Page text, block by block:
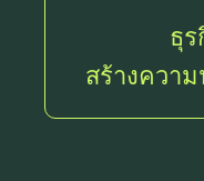
ธุร
สร้างควา